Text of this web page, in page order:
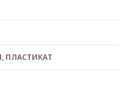
ПЛАСТИКАТ